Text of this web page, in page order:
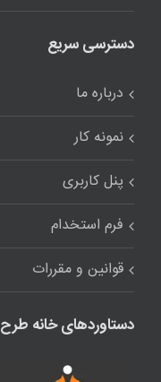
دسترسی سریع
درباره ما
نمونه کار
پنل کاربری
فرم استخدام
قوانین و مقررات
دستاوردهای خانه طرح